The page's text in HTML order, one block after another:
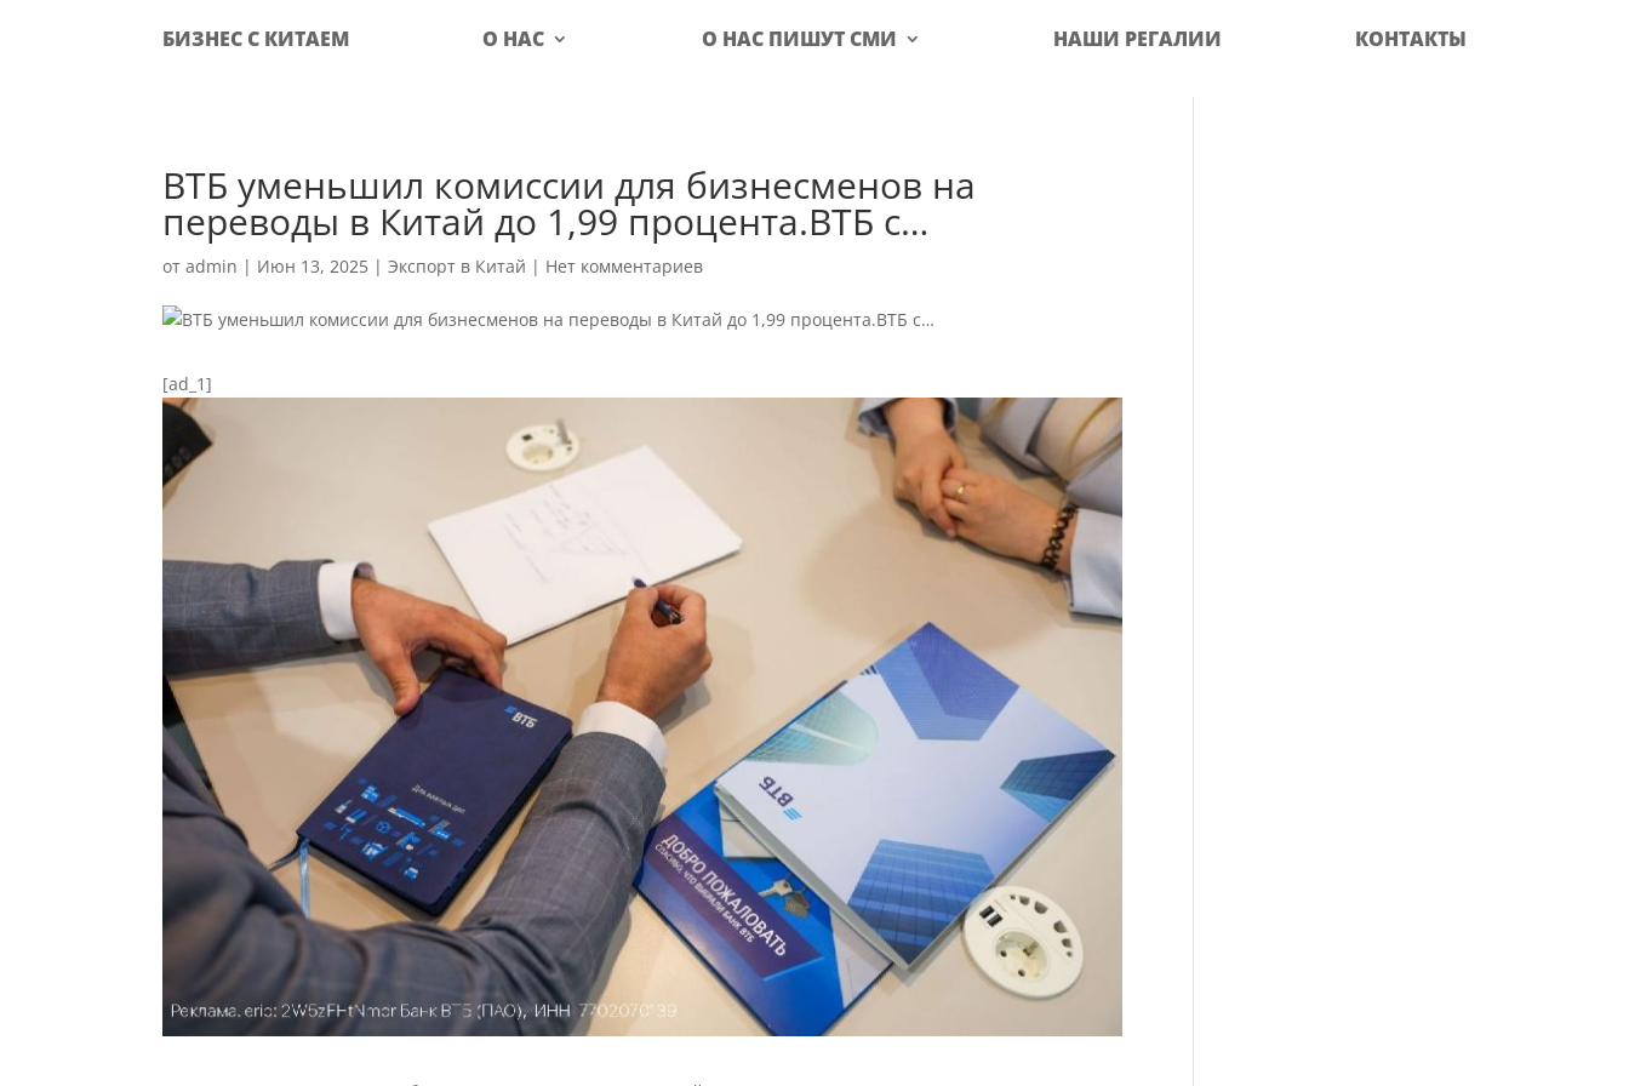
БИЗНЕС С КИТАЕМ О НАС О НАС ПИШУТ СМИ НАШИ РЕГАЛИИ КОНТАКТЫ
ВТБ уменьшил комиссии для бизнесменов на
переводы в Китай до 1,99 процента.ВТБ с…
отadmin | Июн 13, 2025 |Экспорт в Китай | Нет комментариев
[ad_1]